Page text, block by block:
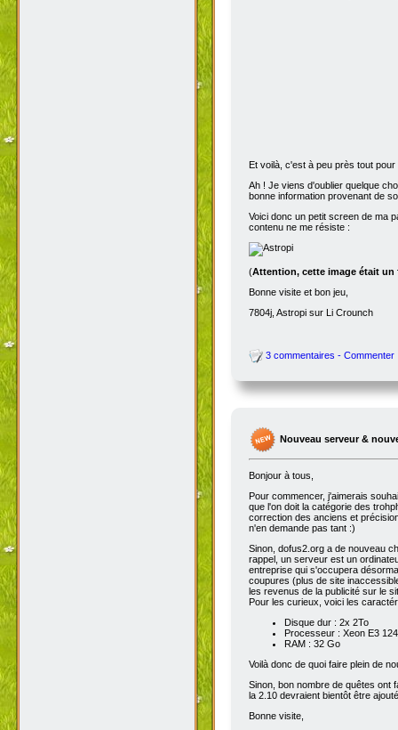
Et voilà, c'est à peu près tout
Ah ! Je viens d'oublier quelque
bonne information provenant de
Voici donc un petit screen de ma
contenu ne me résiste :
(Attention, cette image était un
Bonne visite et bon jeu,
7804j, Astropi sur Li Crounch
3 commentaires - Commenter
Nouveau serveur &
Bonjour à tous,
Pour commencer, j'aimerais
que l'on doit la catégorie des
correction des anciens et
n'en demande pas tant :)
Sinon, dofus2.org a de nouveau
rappel, un serveur est un
entreprise qui s'occupera
coupures (plus de site
les revenus de la publicité sur le
Pour les curieux, voici les
Disque dur : 2x 2To
Processeur : Xeon E3
RAM : 32 Go
Voilà donc de quoi faire plein de
Sinon, bon nombre de quêtes ont
la 2.10 devraient bientôt être
Bonne visite,